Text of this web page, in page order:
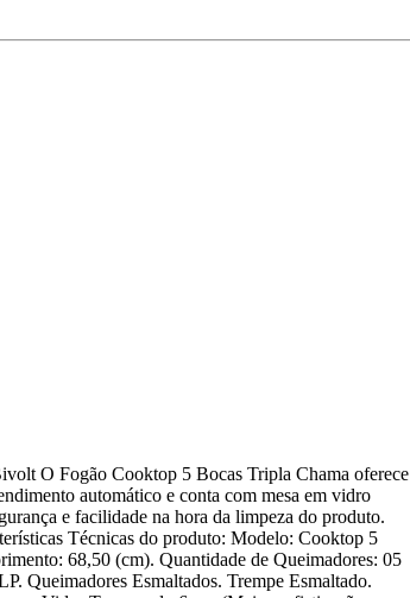
O Fogão Cooktop 5 Bocas Tripla Chama oferece
automático e conta com mesa em vidro
e facilidade na hora da limpeza do produto.
Técnicas do produto: Modelo: Cooktop 5
68,50 (cm). Quantidade de Queimadores: 05
Queimadores Esmaltados. Trempe Esmaltado.